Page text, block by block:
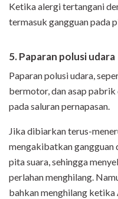
Ketika alergi tertangani
termasuk gangguan pada
5. Paparan polusi udara
Paparan polusi udara,
bermotor, dan asap
pada saluran pernapasan.
Jika dibiarkan terus-
mengakibatkan gangguan
pita suara, sehingga
perlahan menghilang.
bahkan menghilang